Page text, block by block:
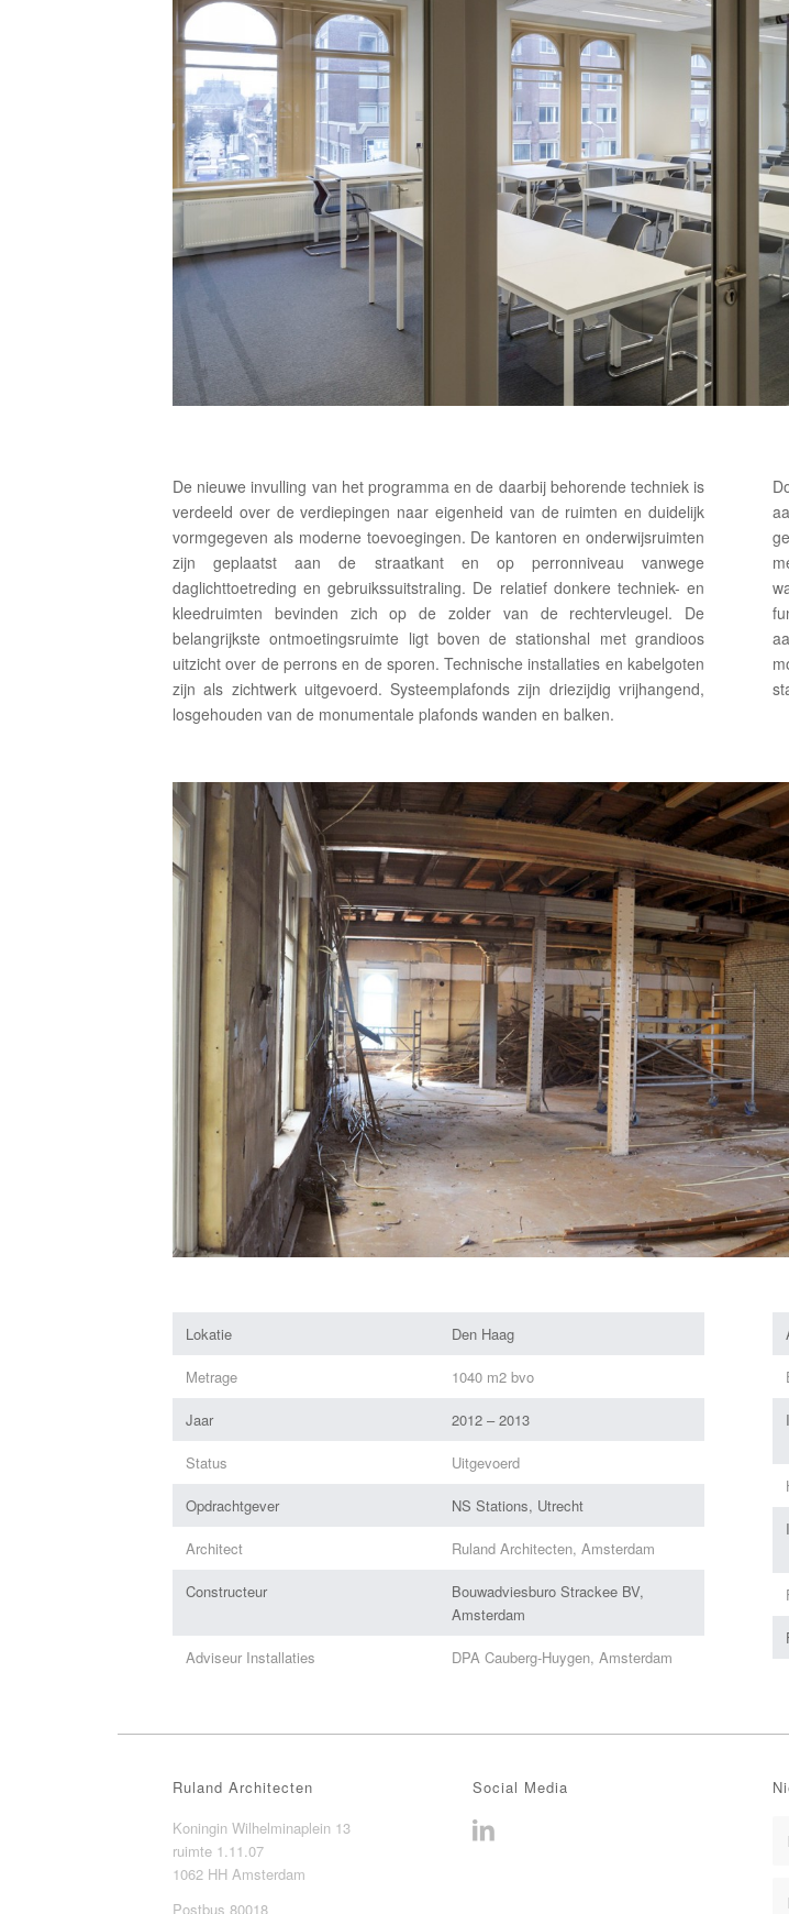
De nieuwe invulling van het programma en de daarbij behorende techniek is
verdeeld over de verdiepingen naar eigenheid van de ruimten en duidelijk
vormgegeven als moderne toevoegingen. De kantoren en onderwijsruimten
zijn geplaatst aan de straatkant en op perronniveau vanwege
daglichttoetreding en gebruikssuitstraling. De relatief donkere techniek- en
kleedruimten bevinden zich op de zolder van de rechtervleugel. De
belangrijkste ontmoetingsruimte ligt boven de stationshal met grandioos
uitzicht over de perrons en de sporen. Technische installaties en kabelgoten
zijn als zichtwerk uitgevoerd. Systeemplafonds zijn driezijdig vrijhangend,
losgehouden van de monumentale plafonds wanden en balken.
Lokatie Den Haag
Metrage 1040 m2 bvo
Jaar 2012 – 2013
Status Uitgevoerd
Opdrachtgever NS Stations, Utrecht
Architect Ruland Architecten, Amsterdam
Constructeur
Bouwadviesburo Strackee BV,
Amsterdam
Adviseur Installaties DPA Cauberg-Huygen, Amsterdam
Ruland Architecten
Koningin Wilhelminaplein 13
ruimte 1.11.07
1062 HH Amsterdam
Postbus 80018
Social Media